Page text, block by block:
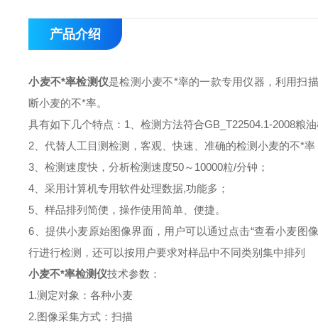
产品介绍
小麦不*率检测仪是检测小麦不*率的一款专用仪器，利用扫
断小麦的不*率。
具有如下几个特点： 1、检测方法符合GB_T22504.1-2008粮
2、代替人工目测检测，客观、快速、准确的检测小麦的不*率
3、检测速度快，分析检测速度50～10000粒/分钟；
4、采用计算机专用软件处理数据,功能多；
5、样品排列简便，操作使用简单、便捷。
6、提供小麦原始图像界面，用户可以通过点击“查看小麦图
行进行检测，还可以按用户要求对样品中不同类别集中排列
小麦不*率检测仪技术参数：
1.测定对象：各种小麦
2.图像采集方式：扫描